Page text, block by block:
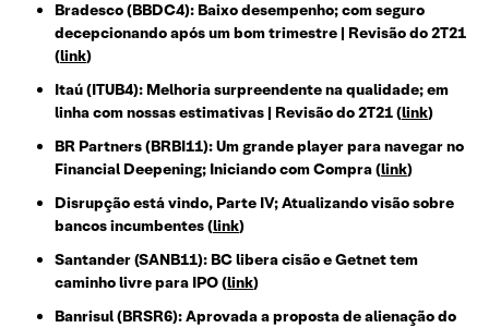
Bradesco (BBDC4): Baixo desempenho; com seguro
decepcionando após um bom trimestre | Revisão do 2T21
(link)
Itaú (ITUB4): Melhoria surpreendente na qualidade; em
linha com nossas estimativas | Revisão do 2T21(link)
BR Partners (BRBI11): Um grande player para navegar no
Financial Deepening; Iniciando com Compra(link)
Disrupção está vindo, Parte IV; Atualizando visão sobre
bancos incumbentes(link)
Santander (SANB11): BC libera cisão e Getnet tem
caminho livre para IPO(link)
Banrisul (BRSR6): Aprovada a proposta de alienação do